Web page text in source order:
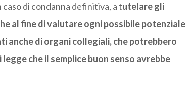
di condanna definitiva, a tutelare gli
al fine di valutare ogni possibile potenziale
anche di organi collegiali, che potrebbero
che il semplice buon senso avrebbe